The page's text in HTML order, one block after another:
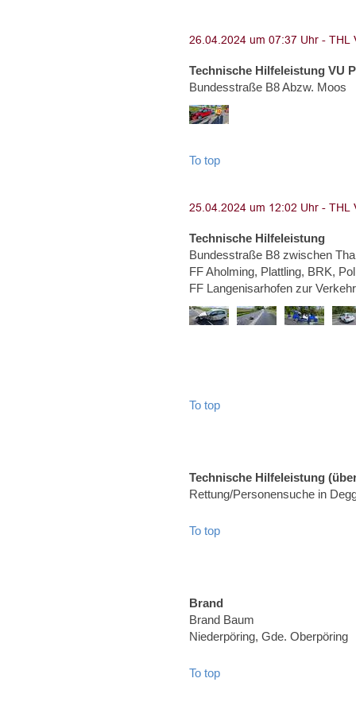
Technische Hilfeleistung VU
Bundesstraße B8 Abzw. Moos
To top
Technische Hilfeleistung
Bundesstraße B8 zwischen
FF Aholming, Plattling, BRK,
FF Langenisarhofen zur
To top
Technische Hilfeleistung
Rettung/Personensuche in
To top
Brand
Brand Baum
Niederpöring, Gde. Oberpöring
To top